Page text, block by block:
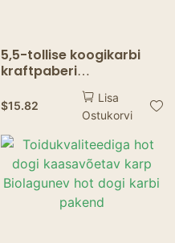
5,5-tollise koogikarbi
kraftpaberi
pagaritoodete
pakendikarbid
$15.82
Lisa
Ostukorvi